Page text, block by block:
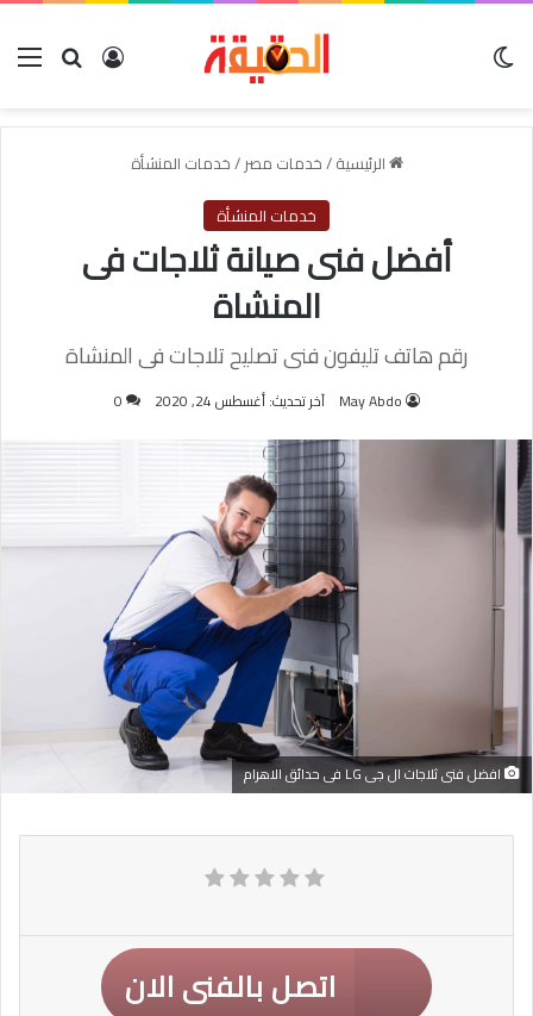
بحث عنتسجيل
الرئيسية/خدمات مصر/خدمات المنشأة
خدمات المنشأة
أفضل فنى صيانة ثلاجات فى
المنشاة
رقم هاتف تليفون فنى تصليح تلاجات فى المنشاة
May Abdo آخر تحديث: أغسطس 24, 2020 0
افضل فنى ثلاجات ال جى LG فى حدائق الاهرام
اتصل بالفنى الان